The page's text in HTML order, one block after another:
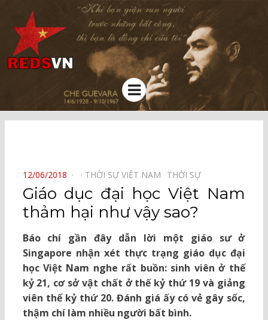
Kênh chia sẻ tri thức cộng đồng
Menu
POSTED
ON
12/06/2018 THỜI SỰ VIỆT NAM⠀ THỜI SỰ⠀
Giáo dục đại học Việt Nam
thảm hại như vậy sao?
Báo chí gần đây dẫn lời một giáo sư ở
Singapore nhận xét thực trạng giáo dục đại
học Việt Nam nghe rất buồn: sinh viên ở thế
kỷ 21, cơ sở vật chất ở thế kỷ thứ 19 và giảng
viên thế kỷ thứ 20. Đánh giá ấy có vẻ gây sốc,
thậm chí làm nhiều người bất bình.